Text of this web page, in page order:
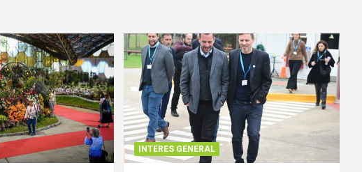
INTERES GENERAL